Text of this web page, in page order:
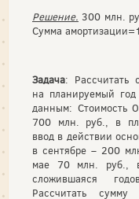
Решение. 300 млн.
Сумма
Задача: Рассчитать
на планируемый
данным: Стоимость
700 млн. руб., в
ввод в действии
в сентябре – 200
мае 70 млн. руб.,
сложившаяся
Рассчитать сумму